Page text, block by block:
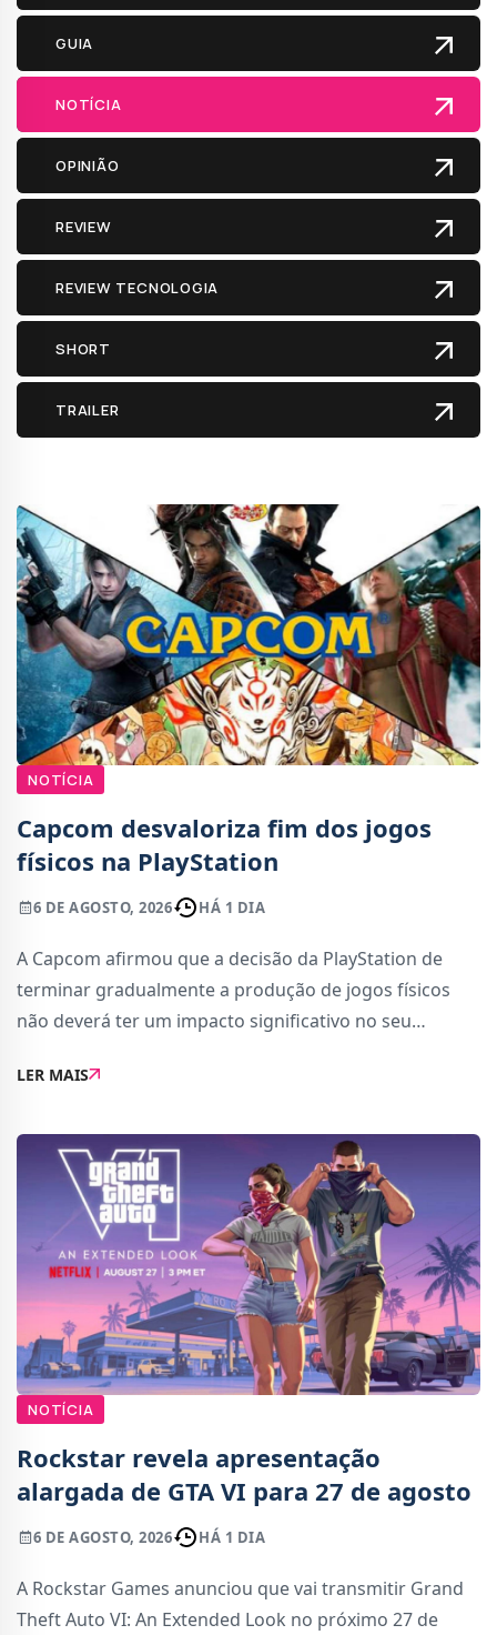
NOTÍCIA
Capcom desvaloriza fim dos jogos
físicos na PlayStation
6 DE AGOSTO, 2026 HÁ 1 DIA
A Capcom afirmou que a decisão da PlayStation de
terminar gradualmente a produção de jogos físicos
não deverá ter um impacto significativo no seu
formato digital é uma evolução natural d
LER MAIS
NOTÍCIA
Rockstar revela apresentação
alargada de GTA VI para 27 de agosto
6 DE AGOSTO, 2026 HÁ 1 DIA
A Rockstar Games anunciou que vai transmitir Grand
Theft Auto VI: An Extended Look no próximo 27 de
GUIA
NOTÍCIA
OPINIÃO
REVIEW
REVIEW TECNOLOGIA
SHORT
TRAILER